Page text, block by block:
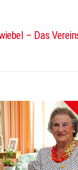
– Das